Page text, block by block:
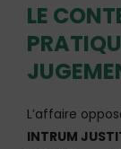
LE
L’affaire
INTRUM